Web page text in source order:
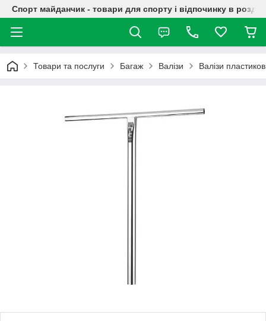
Спорт майданчик - товари для спорту і відпочинку в
Товари та послуги Багаж Валізи Валізи